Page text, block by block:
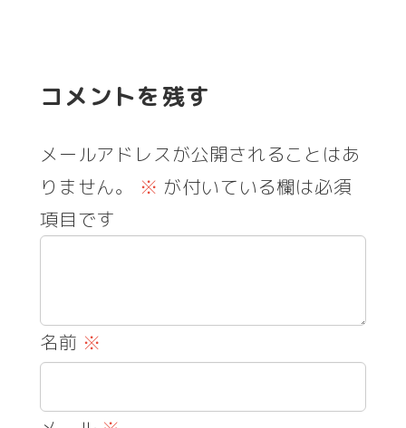
コメントを残す
メールアドレスが公開されることはあ
りません。
※ が付いている欄は必須
項目です
名前 ※